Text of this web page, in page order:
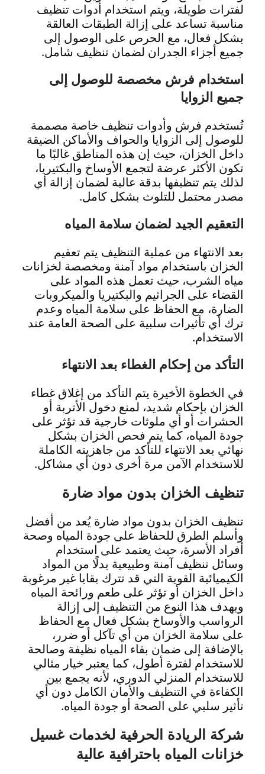
لفترات طويلة، ويتم استخدام أدوات تنظيف
مناسبة تساعد على إزالة الطبقات العالقة
بشكل فعال، مع الحرص على الوصول إلى
جميع أجزاء الجدران لضمان تنظيف شامل.
استخدام فرش مخصصة للوصول إلى
جميع الزوايا
تُستخدم فرش وأدوات تنظيف خاصة مصممة
للوصول إلى الزوايا والحواف والأماكن الضيقة
داخل الخزان، حيث إن هذه المناطق غالبًا ما
تكون الأكثر عرضة لتجمع الأوساخ والبكتيريا،
لذلك يتم تنظيفها بدقة عالية لضمان إزالة أي
مصدر محتمل للتلوث بشكل كامل.
التعقيم الجيد لضمان سلامة المياه
بعد الانتهاء من عملية التنظيف يتم تعقيم
الخزان باستخدام مواد آمنة ومخصصة لخزانات
مياه الشرب، حيث تعمل هذه المواد على
القضاء على الجراثيم والبكتيريا والميكروبات
الضارة، مع الحفاظ على سلامة المياه وعدم
ترك أي تأثيرات سلبية على الصحة العامة عند
الاستخدام.
التأكد من إحكام الغطاء بعد الانتهاء
في الخطوة الأخيرة يتم التأكد من إغلاق غطاء
الخزان بإحكام شديد، لمنع دخول الأتربة أو
الحشرات أو أي ملوثات خارجية قد تؤثر على
جودة المياه، كما يتم فحص الخزان بشكل
نهائي بعد الانتهاء للتأكد من جاهزيته الكاملة
للاستخدام الآمن مرة أخرى دون أي مشاكل.
تنظيف الخزان بدون مواد ضارة
تنظيف الخزان بدون مواد ضارة يُعد من أفضل
وأسلم الطرق للحفاظ على جودة المياه وصحة
أفراد الأسرة، حيث يعتمد على استخدام
وسائل تنظيف آمنة وطبيعية بدلًا من المواد
الكيميائية القوية التي قد تترك بقايا غير مرغوبة
داخل الخزان أو تؤثر على طعم ورائحة المياه
ويهدف هذا النوع من التنظيف إلى إزالة
الرواسب والأوساخ بشكل فعال مع الحفاظ
على سلامة الخزان من أي تآكل أو ضرر،
بالإضافة إلى ضمان بقاء المياه نظيفة وصالحة
للاستخدام لفترة أطول، كما يعتبر خيار مثالي
للاستخدام المنزلي الدوري، لأنه يجمع بين
الكفاءة في التنظيف والأمان الكامل دون أي
تأثير سلبي على الصحة أو جودة المياه.
شركة الريادة الحرفية لخدمات غسيل
خزانات المياه باحترافية عالية